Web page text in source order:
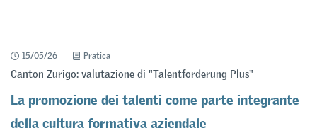
15/05/26 Pratica
Canton Zurigo: valutazione di "Talentförderung Plus"
La promozione dei talenti come parte integrante
della cultura formativa aziendale